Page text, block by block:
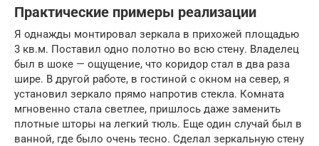
Практические примеры реализации
Я однажды монтировал зеркала в прихожей площадью
3 кв.м. Поставил одно полотно во всю стену. Владелец
был в шоке — ощущение, что коридор стал в два раза
шире. В другой работе, в гостиной с окном на север, я
установил зеркало прямо напротив стекла. Комната
мгновенно стала светлее, пришлось даже заменить
плотные шторы на легкий тюль. Еще один случай был в
ванной, где было очень тесно. Сделал зеркальную стену